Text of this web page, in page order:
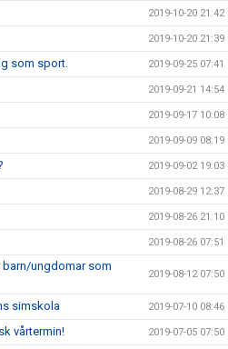
2019-10-20 21:42
2019-10-20 21:39
som sport. 2019-09-25 07:41
2019-09-21 14:54
2019-09-17 10:08
2019-09-09 08:19
2019-09-02 19:03
2019-08-29 12:37
2019-08-26 21:10
2019-08-26 07:51
barn/ungdomar som
2019-08-12 07:50
simskola 2019-07-10 08:46
vårtermin! 2019-07-05 07:50